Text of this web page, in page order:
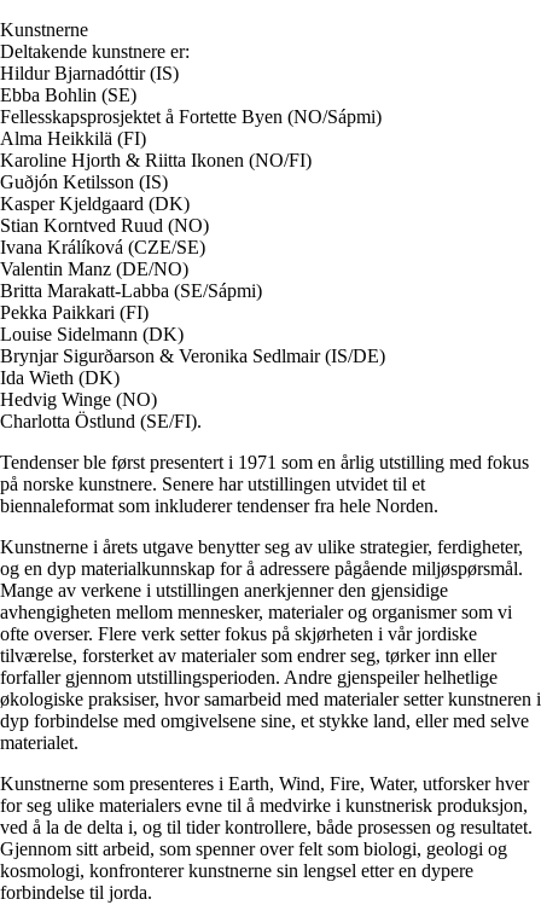
Kunstnerne
Deltakende kunstnere er:
Hildur Bjarnadóttir (IS)
Ebba Bohlin (SE)
Fellesskapsprosjektet å Fortette Byen (NO/Sápmi)
Alma Heikkilä (FI)
Karoline Hjorth & Riitta Ikonen (NO/FI)
Guðjón Ketilsson (IS)
Kasper Kjeldgaard (DK)
Stian Korntved Ruud (NO)
Ivana Králíková (CZE/SE)
Valentin Manz (DE/NO)
Britta Marakatt-Labba (SE/Sápmi)
Pekka Paikkari (FI)
Louise Sidelmann (DK)
Brynjar Sigurðarson & Veronika Sedlmair (IS/DE)
Ida Wieth (DK)
Hedvig Winge (NO)
Charlotta Östlund (SE/FI).
Tendenser ble først presentert i 1971 som en årlig utstilling med fokus
på norske kunstnere. Senere har utstillingen utvidet til et
biennaleformat som inkluderer tendenser fra hele Norden.
Kunstnerne i årets utgave benytter seg av ulike strategier, ferdigheter,
og en dyp materialkunnskap for å adressere pågående miljøspørsmål.
Mange av verkene i utstillingen anerkjenner den gjensidige
avhengigheten mellom mennesker, materialer og organismer som vi
ofte overser. Flere verk setter fokus på skjørheten i vår jordiske
tilværelse, forsterket av materialer som endrer seg, tørker inn eller
forfaller gjennom utstillingsperioden. Andre gjenspeiler helhetlige
økologiske praksiser, hvor samarbeid med materialer setter kunstneren i
dyp forbindelse med omgivelsene sine, et stykke land, eller med selve
materialet.
Kunstnerne som presenteres i Earth, Wind, Fire, Water, utforsker hver
for seg ulike materialers evne til å medvirke i kunstnerisk produksjon,
ved å la de delta i, og til tider kontrollere, både prosessen og resultatet.
Gjennom sitt arbeid, som spenner over felt som biologi, geologi og
kosmologi, konfronterer kunstnerne sin lengsel etter en dypere
forbindelse til jorda.